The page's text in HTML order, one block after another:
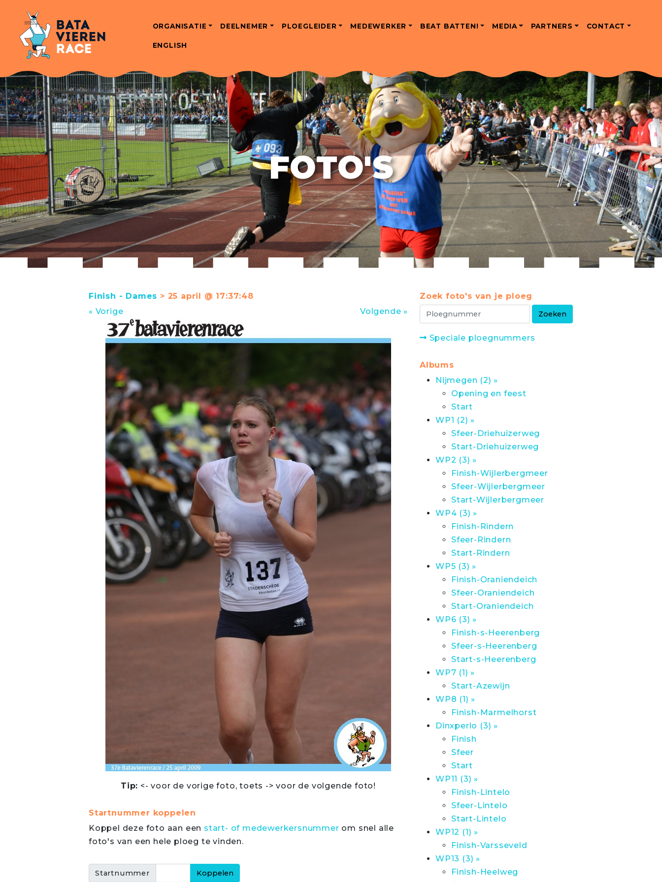
ORGANISATIE DEELNEMER PLOEGLEIDER MEDEWERKER BEAT BATTEN! MEDIA PARTNERS CONTACT
ENGLISH
FOTO'S
Finish - Dames > 25 april @ 17:37:48
« Vorige
Volgende »
Tip: <- voor de vorige foto, toets -> voor de volgende foto!
Startnummer koppelen
Koppel deze foto aan een start- of medewerkersnummer om snel alle
foto's van een hele ploeg te vinden.
Startnummer
Zoek foto's van je ploeg
Speciale ploegnummers
Albums
Nijmegen (2) »
Opening en feest
Start
WP1 (2) »
Sfeer-Driehuizerweg
Start-Driehuizerweg
WP2 (3) »
Finish-Wijlerbergmeer
Sfeer-Wijlerbergmeer
Start-Wijlerbergmeer
WP4 (3) »
Finish-Rindern
Sfeer-Rindern
Start-Rindern
WP5 (3) »
Finish-Oraniendeich
Sfeer-Oraniendeich
Start-Oraniendeich
WP6 (3) »
Finish-s-Heerenberg
Sfeer-s-Heerenberg
Start-s-Heerenberg
WP7 (1) »
Start-Azewijn
WP8 (1) »
Finish-Marmelhorst
Dinxperlo (3) »
Finish
Sfeer
Start
WP11 (3) »
Finish-Lintelo
Sfeer-Lintelo
Start-Lintelo
WP12 (1) »
Finish-Varsseveld
WP13 (3) »
Finish-Heelweg